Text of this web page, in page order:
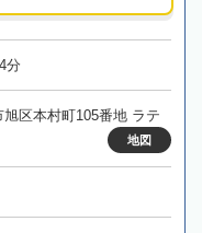
分
区本村町105番地 ラテ
地図